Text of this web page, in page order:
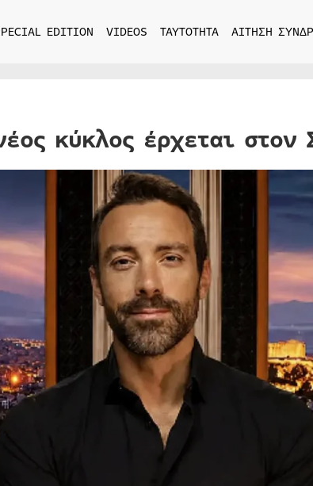
EDITION VIDEOS ΤΑΥΤΟΤΗΤΑ ΑΙΤΗΣΗ
νέος κύκλος έρχεται στον